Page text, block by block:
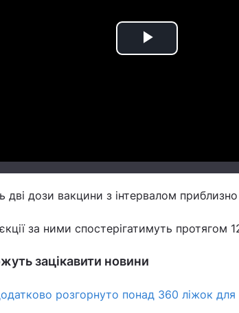
Play
дві дози вакцини з інтервалом приблизно
за ними спостерігатимуть протягом
зацікавити новини
розгорнуто понад 360 ліжок для